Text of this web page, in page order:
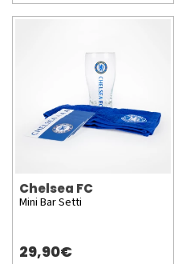
Chelsea FC
Mini Bar Setti
29,90€